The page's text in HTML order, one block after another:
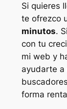
Si quieres
te ofrezco
minutos.
con tu
mi web y
ayudarte a
forma